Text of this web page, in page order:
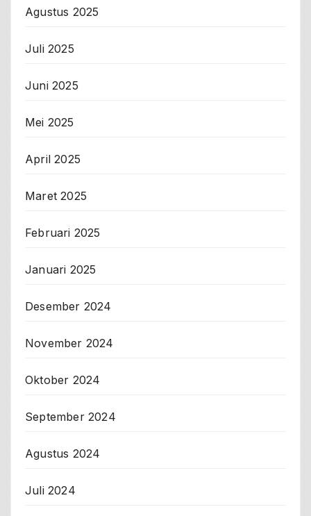
Agustus 2025
Juli 2025
Juni 2025
Mei 2025
April 2025
Maret 2025
Februari 2025
Januari 2025
Desember 2024
November 2024
Oktober 2024
September 2024
Agustus 2024
Juli 2024